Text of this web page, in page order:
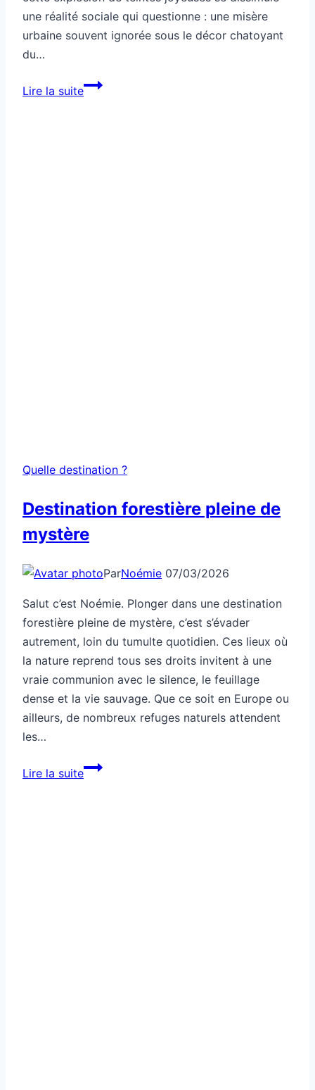
une réalité sociale qui questionne : une misère
urbaine souvent ignorée sous le décor chatoyant
du…
Lire la suiteCette
Quelle destination ?
Destination forestière pleine de
mystère
ParNoémie 07/03/2026
Salut c’est Noémie. Plonger dans une destination
forestière pleine de mystère, c’est s’évader
autrement, loin du tumulte quotidien. Ces lieux où
la nature reprend tous ses droits invitent à une
vraie communion avec le silence, le feuillage
dense et la vie sauvage. Que ce soit en Europe ou
ailleurs, de nombreux refuges naturels attendent
les…
Lire la suiteDestination